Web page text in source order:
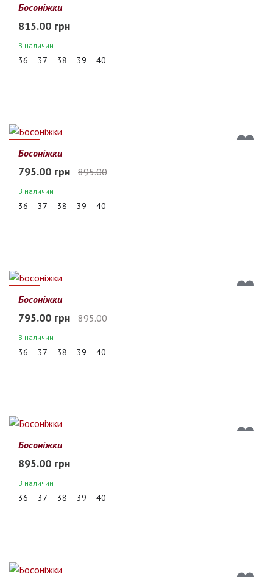
Босоніжки
815.00 грн
В наличии
36 37 38 39 40
11%
Босоніжки
795.00 грн 895.00
В наличии
36 37 38 39 40
11%
Босоніжки
795.00 грн 895.00
В наличии
36 37 38 39 40
Босоніжки
895.00 грн
В наличии
36 37 38 39 40